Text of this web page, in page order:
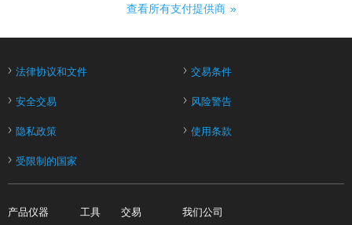
查看所有支付提供商
› 法律协议和文件 › 交易条件
› 安全交易 › 风险警告
› 隐私政策 › 使用条款
› 受限制的国家
产品仪器
工具
交易
我们公司